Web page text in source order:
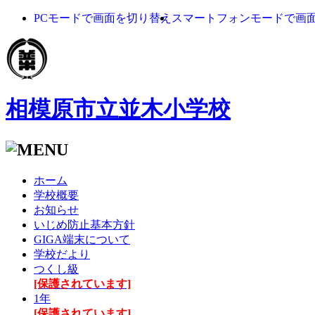
PCモードで画面を切り替え スマートフォンモードで画
相模原市立並木小学校
ホーム
学校概要
お知らせ
いじめ防止基本方針
GIGA端末について
学校だより
つくし級
[保護されています]
1年